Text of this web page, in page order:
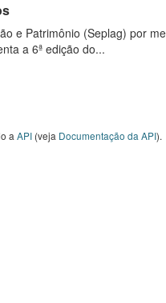
e Patrimônio (Seplag) por
a 6ª edição do...
a API (veja Documentação da API).